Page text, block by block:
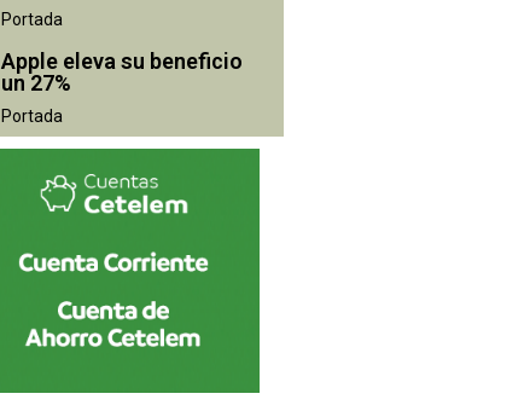
Portada
Apple eleva su beneficio
un 27%
Portada